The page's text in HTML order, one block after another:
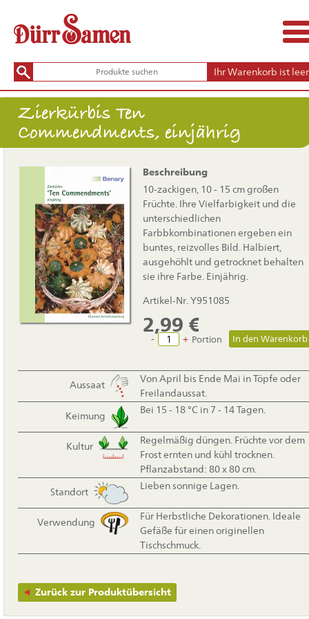
Ihr Warenkorb ist
Zierkürbis Ten
Commendments, einjährig
Beschreibung
10-zackigen, 10 - 15 cm großen
Früchte. Ihre Vielfarbigkeit und die
unterschiedlichen
Farbbkombinationen ergeben ein
buntes, reizvolles Bild. Halbiert,
ausgehöhlt und getrocknet behalten
sie ihre Farbe. Einjährig.
Artikel-Nr. Y951085
2,99 €
- + Portion
Aussaat
Von April bis Ende Mai in Töpfe oder
Freilandaussat.
Keimung
Bei 15 - 18 °C in 7 - 14 Tagen.
Kultur
Regelmäßig düngen. Früchte vor dem
Frost ernten und kühl trocknen.
Pflanzabstand: 80 x 80 cm.
Standort
Lieben sonnige Lagen.
Verwendung
Für Herbstliche Dekorationen. Ideale
Gefäße für einen originellen
Tischschmuck.
Zurück zur Produktübersicht